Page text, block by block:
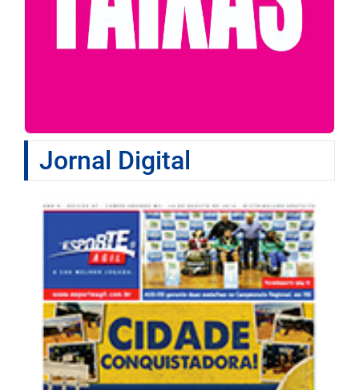
Jornal Digital